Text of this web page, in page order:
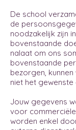
De school
de
noodzakelijk zijn
bovenstaande
nalaat om ons
bovenstaande
bezorgen,
niet het
Jouw gegevens
voor
worden enkel